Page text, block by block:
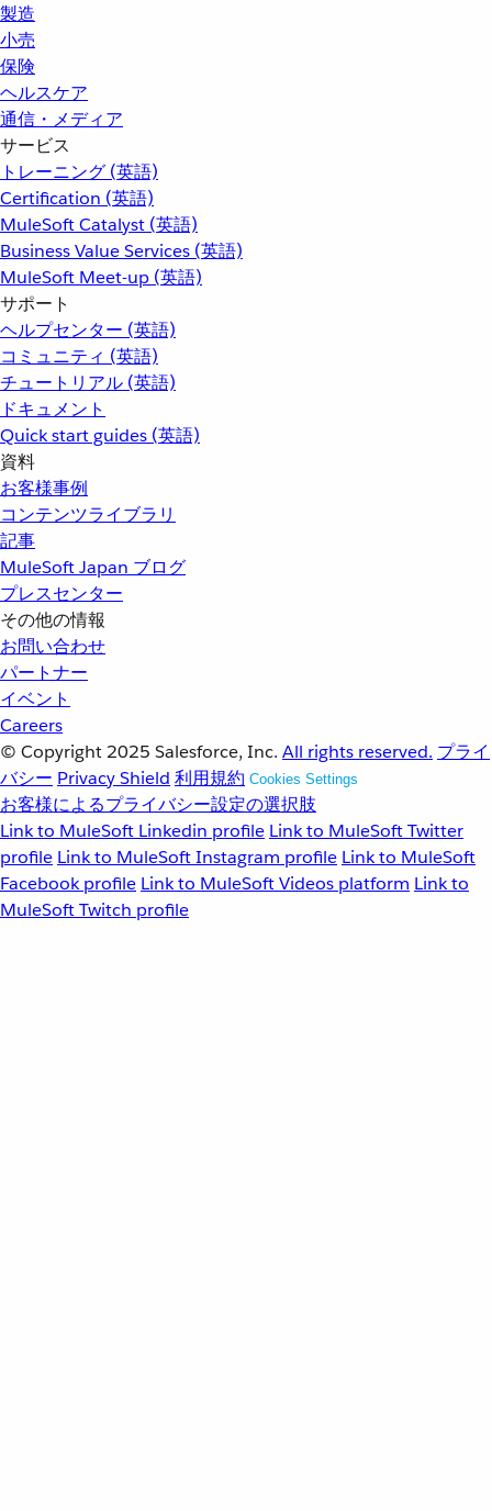
製造
小売
保険
ヘルスケア
通信・メディア
サービス
トレーニング (英語)
Certification (英語)
MuleSoft Catalyst (英語)
Business Value Services (英語)
MuleSoft Meet-up (英語)
サポート
ヘルプセンター (英語)
コミュニティ (英語)
チュートリアル (英語)
ドキュメント
Quick start guides (英語)
資料
お客様事例
コンテンツライブラリ
記事
MuleSoft Japan ブログ
プレスセンター
その他の情報
お問い合わせ
パートナー
イベント
Careers
© Copyright 2025 Salesforce, Inc. All rights reserved. プライ
バシー Privacy Shield 利用規約 Cookies Settings
お客様によるプライバシー設定の選択肢
Link to MuleSoft Linkedin profile Link to MuleSoft Twitter
profile Link to MuleSoft Instagram profile Link to MuleSoft
Facebook profile Link to MuleSoft Videos platform Link to
MuleSoft Twitch profile